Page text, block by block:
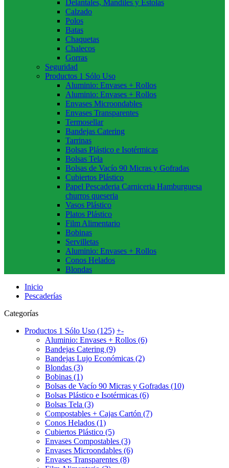
Delantales, Mandiles y Estolas
Calzado
Polos
Batas
Chaquetas
Chalecos
Gorras
Seguridad
Productos 1 Sólo Uso
Aluminio: Envases + Rollos
Aluminio: Envases + Rollos
Envases Microondables
Envases Transparentes
Termosellar
Bandejas Catering
Tarrinas
Bolsas Plástico e Isotérmicas
Bolsas Tela
Bolsas de Vacío 90 Micras y Gofradas
Cubiertos Plástico
Papel Pescaderia Carniceria Hamburguesa
churros queseria
Vasos Plástico
Platos Plástico
Film Alimentario
Bobinas
Servilletas
Aluminio: Envases + Rollos
Conos Helados
Blondas
Inicio
Pescaderías
Categorías
Productos 1 Sólo Uso (125) +-
Aluminio: Envases + Rollos (6)
Bandejas Catering (9)
Bandejas Lujo Económicas (2)
Blondas (3)
Bobinas (1)
Bolsas de Vacío 90 Micras y Gofradas (10)
Bolsas Plástico e Isotérmicas (6)
Bolsas Tela (3)
Compostables + Cajas Cartón (7)
Conos Helados (1)
Cubiertos Plástico (5)
Envases Compostables (3)
Envases Microondables (6)
Envases Transparentes (8)